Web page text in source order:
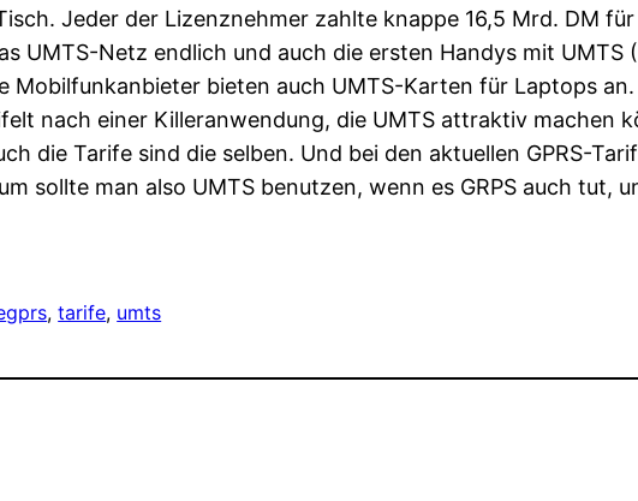
Jeder der Lizenznehmer zahlte knappe 16,5 Mrd. DM
UMTS-Netz endlich und auch die ersten Handys mit UMTS (
Mobilfunkanbieter bieten auch UMTS-Karten für Laptops
nach einer Killeranwendung, die UMTS attraktiv machen
die Tarife sind die selben. Und bei den aktuellen GPRS-
sollte man also UMTS benutzen, wenn es GRPS auch tut,
gprs, tarife, umts